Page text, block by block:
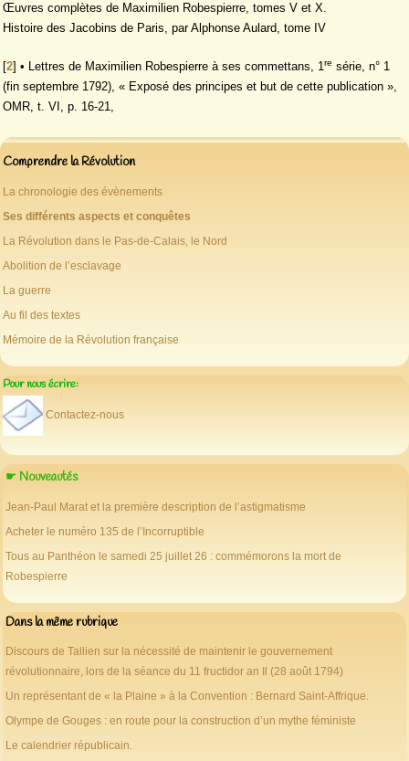
Œuvres complètes de Maximilien Robespierre, tomes V et X.
Histoire des Jacobins de Paris, par Alphonse Aulard, tome IV
[2] • Lettres de Maximilien Robespierre à ses commettans, 1re série, n° 1
(fin septembre 1792), « Exposé des principes et but de cette publication »,
OMR, t. VI, p. 16-21,
Comprendre la Révolution
La chronologie des évènements
Ses différents aspects et conquêtes
La Révolution dans le Pas-de-Calais, le Nord
Abolition de l’esclavage
La guerre
Au fil des textes
Mémoire de la Révolution française
Pour nous écrire:
Contactez-nous
☛ Nouveautés
Jean-Paul Marat et la première description de l’astigmatisme
Acheter le numéro 135 de l’Incorruptible
Tous au Panthéon le samedi 25 juillet 26 : commémorons la mort de
Robespierre
Dans la même rubrique
Discours de Tallien sur la nécessité de maintenir le gouvernement
révolutionnaire, lors de la séance du 11 fructidor an Il (28 août 1794)
Un représentant de « la Plaine » à la Convention : Bernard Saint-Affrique.
Olympe de Gouges : en route pour la construction d’un mythe féministe
Le calendrier républicain.